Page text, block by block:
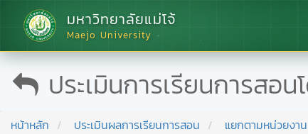
มหาวิทยาลัยแม่โจ้
Maejo University
ประเมินการเรียนการสอ
หน้าหลัก ประเมินผลการเรียนการสอน แยกตามหน่วยงาน